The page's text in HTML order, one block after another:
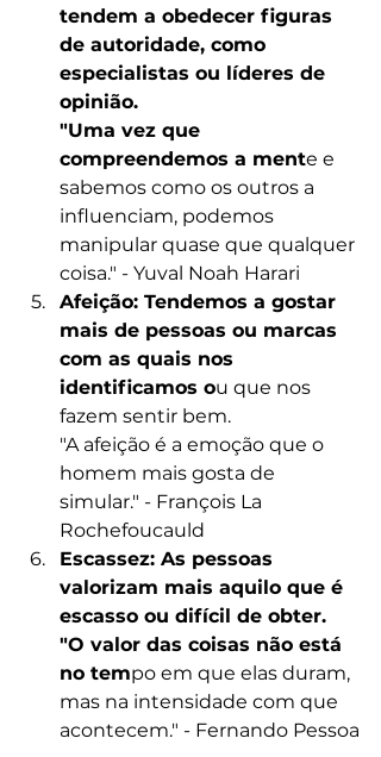
tendem a obedecer figuras
de autoridade, como
especialistas ou líderes de
opinião.
"Uma vez que
compreendemos a mente e
sabemos como os outros a
influenciam, podemos
manipular quase que qualquer
coisa." - Yuval Noah Harari
Afeição: Tendemos a gostar
mais de pessoas ou marcas
com as quais nos
identificamos ou que nos
fazem sentir bem.
"A afeição é a emoção que o
homem mais gosta de
simular." - François La
Rochefoucauld
Escassez: As pessoas
valorizam mais aquilo que é
escasso ou difícil de obter.
"O valor das coisas não está
no tempo em que elas duram,
mas na intensidade com que
acontecem." - Fernando Pessoa